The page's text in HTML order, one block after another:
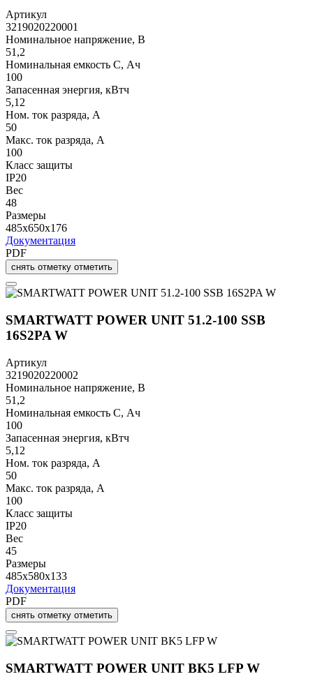
Артикул
3219020220001
Номинальное напряжение, В
51,2
Номинальная емкость C, Ач
100
Запасенная энергия, кВтч
5,12
Ном. ток разряда, А
50
Макс. ток разряда, А
100
Класс защиты
IP20
Вес
48
Размеры
485x650x176
Документация
PDF
снять отметку отметить
SMARTWATT POWER UNIT 51.2-100 SSB
16S2PA W
Артикул
3219020220002
Номинальное напряжение, В
51,2
Номинальная емкость C, Ач
100
Запасенная энергия, кВтч
5,12
Ном. ток разряда, А
50
Макс. ток разряда, А
100
Класс защиты
IP20
Вес
45
Размеры
485x580x133
Документация
PDF
снять отметку отметить
SMARTWATT POWER UNIT BK5 LFP W